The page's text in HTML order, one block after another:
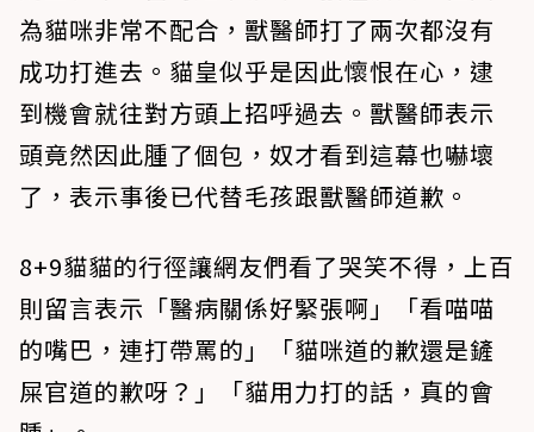
為貓咪非常不配合，獸醫師打了兩次都沒有
成功打進去。貓皇似乎是因此懷恨在心，逮
到機會就往對方頭上招呼過去。獸醫師表示
頭竟然因此腫了個包，奴才看到這幕也嚇壞
了，表示事後已代替毛孩跟獸醫師道歉。
8+9貓貓的行徑讓網友們看了哭笑不得，上百
則留言表示「醫病關係好緊張啊」「看喵喵
的嘴巴，連打帶罵的」「貓咪道的歉還是鏟
屎官道的歉呀？」「貓用力打的話，真的會